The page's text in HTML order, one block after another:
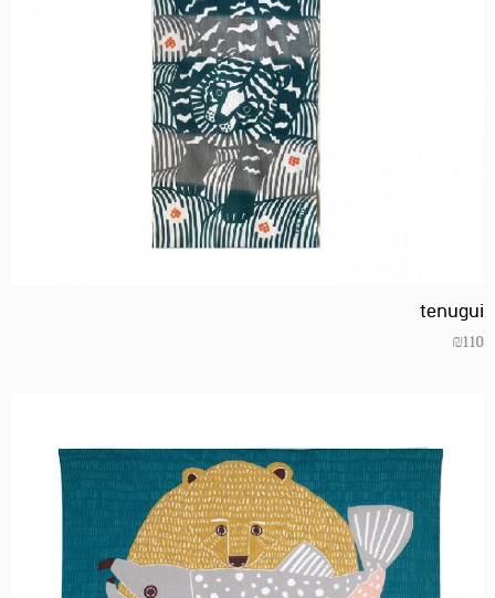
tenugui
₪110